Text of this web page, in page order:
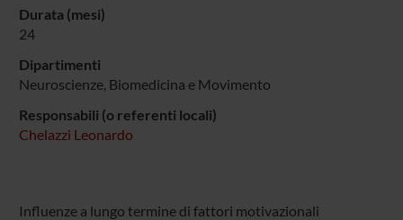
Durata (mesi)
24
Dipartimenti
Neuroscienze, Biomedicina e Movimento
Responsabili (o referenti locali)
Chelazzi Leonardo
Influenze a lungo termine di fattori motivazionali